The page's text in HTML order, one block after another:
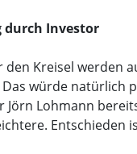
durch Investor
den Kreisel werden
würde natürlich
Jörn Lohmann
Entschieden